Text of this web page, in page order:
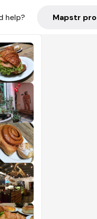
help? Mapstr pro